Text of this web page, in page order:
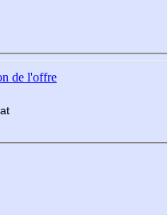
de l'offre